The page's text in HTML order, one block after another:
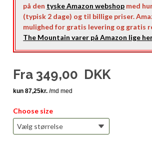
på den tyske Amazon webshop med
(typisk 2 dage) og til billige priser.
mulighed for gratis levering og gratis
The Mountain varer på Amazon lige
Fra 349,00 DKK
Choose size